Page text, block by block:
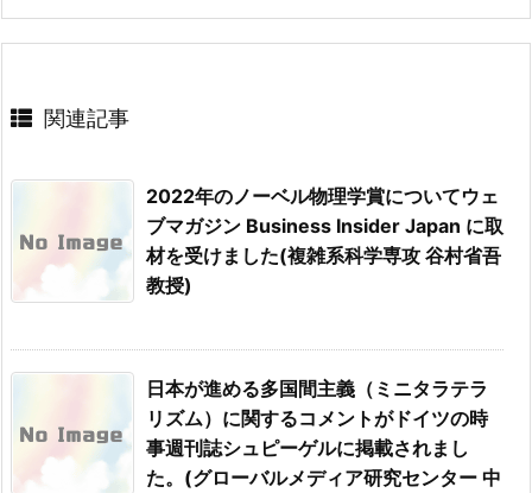
関連記事
2022年のノーベル物理学賞についてウェ
ブマガジン Business Insider Japan に取
材を受けました(複雑系科学専攻 谷村省吾
教授)
日本が進める多国間主義（ミニタラテラ
リズム）に関するコメントがドイツの時
事週刊誌シュピーゲルに掲載されまし
た。(グローバルメディア研究センター 中